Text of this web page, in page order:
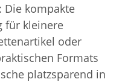
Die kompakte
für kleinere
oder
Formats
platzsparend in